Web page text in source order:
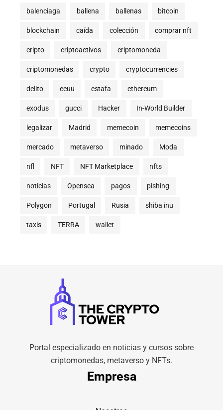
balenciaga ballena ballenas bitcoin
blockchain caída colección comprar nft
cripto criptoactivos criptomoneda
criptomonedas crypto cryptocurrencies
delito eeuu estafa ethereum
exodus gucci Hacker In-World Builder
legalizar Madrid memecoin memecoins
mercado metaverso minado Moda
nfl NFT NFT Marketplace nfts
noticias Opensea pagos pishing
Polygon Portugal Rusia shiba inu
taxis TERRA wallet
Portal especializado en noticias y cursos sobre
criptomonedas, metaverso y NFTs.
Empresa